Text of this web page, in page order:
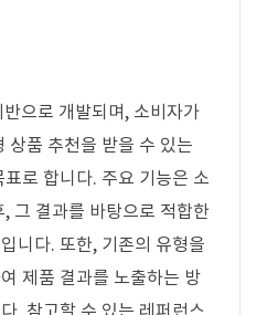
으로 개발되며, 소비자가
상품 추천을 받을 수 있는
로 합니다. 주요 기능은 소
그 결과를 바탕으로 적합한
니다. 또한, 기존의 유형을
제품 결과를 노출하는 방
. 참고할 수 있는 레퍼런스